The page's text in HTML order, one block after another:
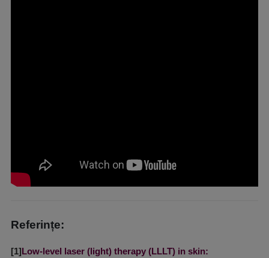
Referințe:
[1]Low-level laser (light) therapy (LLLT) in skin: